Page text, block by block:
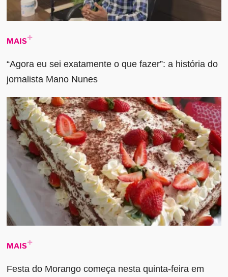
MAIS
“Agora eu sei exatamente o que fazer”: a história do
jornalista Mano Nunes
MAIS
Festa do Morango começa nesta quinta-feira em